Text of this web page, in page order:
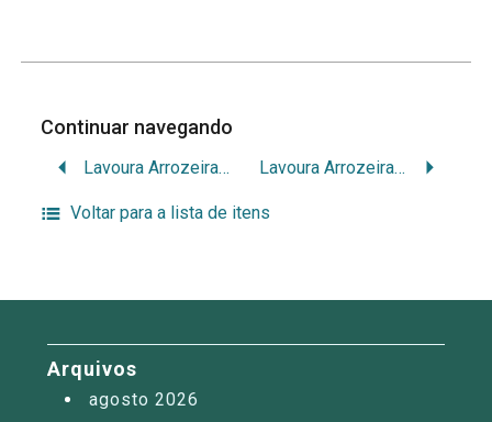
Continuar navegando
Lavoura Arrozeira – IRGA: número 358, 1985 Lavoura Arrozeira – IRGA: número 363, 1986
Voltar para a lista de itens
Arquivos
agosto 2026